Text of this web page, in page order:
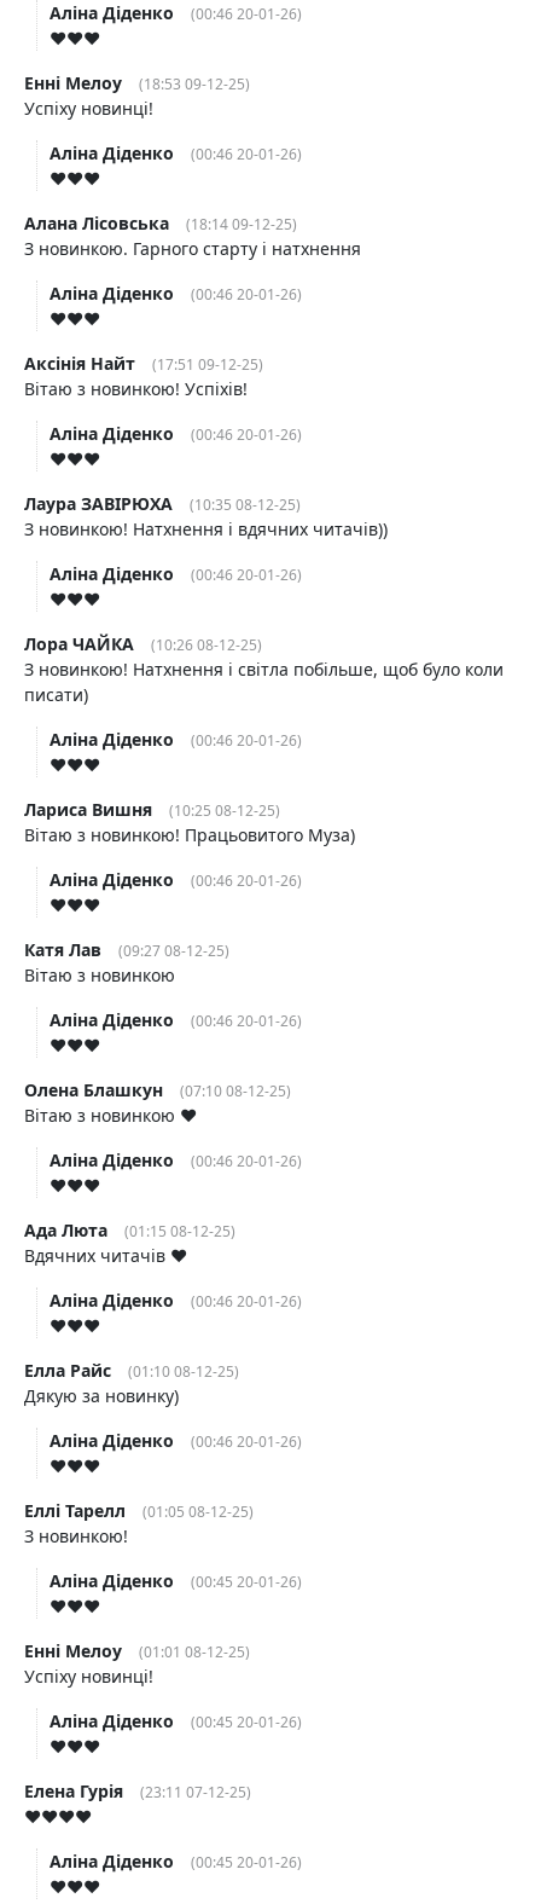
Аліна Діденко
(00:46 20-01-26)
♥️♥️♥️
Енні Мелоу
(18:53 09-12-25)
Успіху новинці!
Аліна Діденко
(00:46 20-01-26)
♥️♥️♥️
Алана Лісовська
(18:14 09-12-25)
З новинкою. Гарного старту і натхнення
Аліна Діденко
(00:46 20-01-26)
♥️♥️♥️
Аксінія Найт
(17:51 09-12-25)
Вітаю з новинкою! Успіхів!
Аліна Діденко
(00:46 20-01-26)
♥️♥️♥️
Лаура ЗАВІРЮХА
(10:35 08-12-25)
З новинкою! Натхнення і вдячних читачів))
Аліна Діденко
(00:46 20-01-26)
♥️♥️♥️
Лора ЧАЙКА
(10:26 08-12-25)
З новинкою! Натхнення і світла побільше, щоб було коли
писати)
Аліна Діденко
(00:46 20-01-26)
♥️♥️♥️
Лариса Вишня
(10:25 08-12-25)
Вітаю з новинкою! Працьовитого Муза)
Аліна Діденко
(00:46 20-01-26)
♥️♥️♥️
Катя Лав
(09:27 08-12-25)
Вітаю з новинкою
Аліна Діденко
(00:46 20-01-26)
♥️♥️♥️
Олена Блашкун
(07:10 08-12-25)
Вітаю з новинкою ❤️
Аліна Діденко
(00:46 20-01-26)
♥️♥️♥️
Ада Люта
(01:15 08-12-25)
Вдячних читачів ❤️
Аліна Діденко
(00:46 20-01-26)
♥️♥️♥️
Елла Райс
(01:10 08-12-25)
Дякую за новинку)
Аліна Діденко
(00:46 20-01-26)
♥️♥️♥️
Еллі Тарелл
(01:05 08-12-25)
З новинкою!
Аліна Діденко
(00:45 20-01-26)
♥️♥️♥️
Енні Мелоу
(01:01 08-12-25)
Успіху новинці!
Аліна Діденко
(00:45 20-01-26)
♥️♥️♥️
Елена Гурія
(23:11 07-12-25)
♥️♥️♥️♥️
Аліна Діденко
(00:45 20-01-26)
♥️♥️♥️